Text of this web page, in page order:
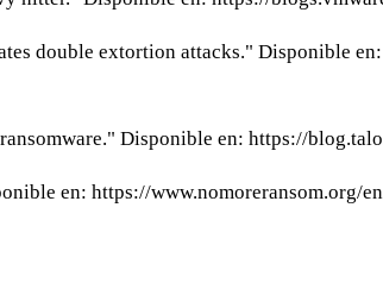
double extortion attacks." Disponible
Disponible en: https://
en: https://www.nomoreransom.org/